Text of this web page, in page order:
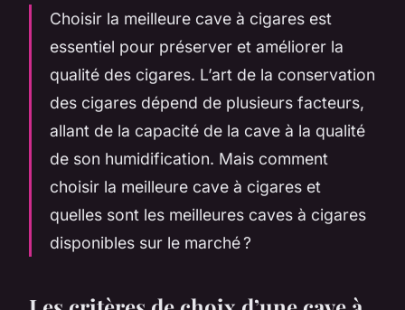
Choisir la meilleure cave à cigares est
essentiel pour préserver et améliorer la
qualité des cigares. L’art de la conservation
des cigares dépend de plusieurs facteurs,
allant de la capacité de la cave à la qualité
de son humidification. Mais comment
choisir la meilleure cave à cigares et
quelles sont les meilleures caves à cigares
disponibles sur le marché ?